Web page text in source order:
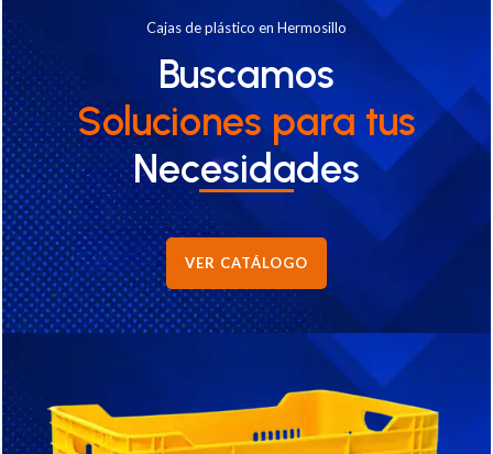
Cajas de plástico en Hermosillo
Buscamos
Soluciones para tus
Necesidades
VER CATÁLOGO